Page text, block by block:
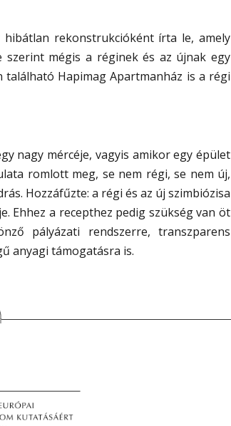
rekonstrukcióként írta le, amely
mégis a réginek és az újnak egy
Hapimag Apartmanház is a régi
nagy mércéje, vagyis amikor egy épület
romlott meg, se nem régi, se nem új,
Hozzáfűzte: a régi és az új szimbiózisa
Ehhez a recepthez pedig szükség van öt
pályázati rendszerre, transzparens
anyagi támogatásra is.